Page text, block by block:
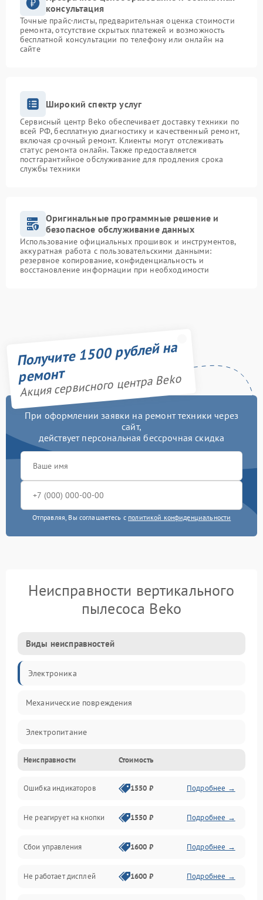
консультация
Точные прайс-листы, предварительная оценка стоимости
ремонта, отсутствие скрытых платежей и возможность
бесплатной консультации по телефону или онлайн на
сайте
Широкий спектр услуг
Сервисный центр Beko обеспечивает доставку техники по
всей РФ, бесплатную диагностику и качественный ремонт,
включая срочный ремонт. Клиенты могут отслеживать
статус ремонта онлайн. Также предоставляется
постгарантийное обслуживание для продления срока
службы техники
Оригинальные программные решение и
безопасное обслуживание данных
Использование официальных прошивок и инструментов,
аккуратная работа с пользовательскими данными:
резервное копирование, конфиденциальность и
восстановление информации при необходимости
Получите 1500 рублей на
ремонт
Акция сервисного центра Beko
При оформлении заявки на ремонт техники через
сайт,
действует персональная бессрочная скидка
Отправляя, Вы соглашаетесь с политикой конфиденциальности
Неисправности вертикального
пылесоса Beko
Виды неисправностей
Электроника
Механические повреждения
Электропитание
Механика
Аккумулятор
Работа системы
Всасывание
Засор
Неисправности Стоимость
Ошибка индикаторов 1550 ₽ Подробнее →
Не реагирует на кнопки 1550 ₽ Подробнее →
Сбои управления 1600 ₽ Подробнее →
Не работает дисплей 1600 ₽ Подробнее →